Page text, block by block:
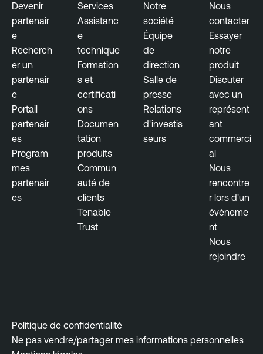
n
t
r
e
i
t
Devenir
partenair
e
Recherch
er un
partenair
e
Portail
partenair
es
Program
mes
partenair
es
Services
Assistanc
e
technique
Formation
s et
certificati
ons
Documen
tation
produits
Commun
auté de
clients
Tenable
Trust
Notre
société
Équipe
de
direction
Salle de
presse
Relations
d'investis
seurs
Nous
contacter
Essayer
notre
produit
Discuter
avec un
représent
ant
commerci
al
Nous
rencontre
r lors d'un
événeme
nt
Nous
rejoindre
Politique de confidentialité
Ne pas vendre/partager mes informations personnelles